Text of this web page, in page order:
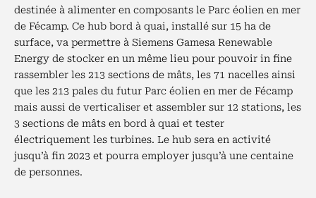
destinée à alimenter en composants le Parc éolien en mer
de Fécamp. Ce hub bord à quai, installé sur 15 ha de
surface, va permettre à Siemens Gamesa Renewable
Energy de stocker en un même lieu pour pouvoir in fine
rassembler les 213 sections de mâts, les 71 nacelles ainsi
que les 213 pales du futur Parc éolien en mer de Fécamp
mais aussi de verticaliser et assembler sur 12 stations, les
3 sections de mâts en bord à quai et tester
électriquement les turbines. Le hub sera en activité
jusqu’à fin 2023 et pourra employer jusqu’à une centaine
de personnes.